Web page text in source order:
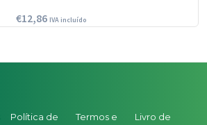
€12,86 IVA incluído
Política de Termos e Livro de